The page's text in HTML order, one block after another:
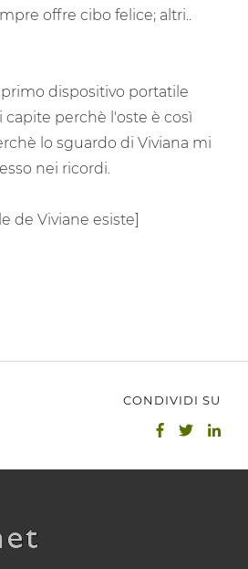
offre cibo felice; altri..
dispositivo portatile
capite perchè l'oste è così
lo sguardo di Viviana mi
nei ricordi.
de Viviane esiste]
CONDIVIDI SU